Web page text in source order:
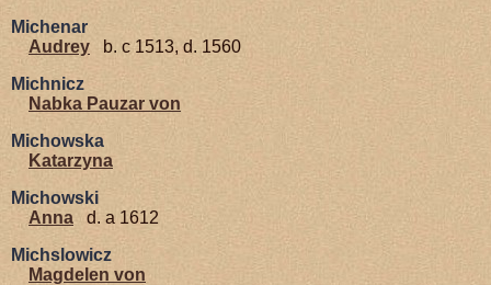
Michenar
Audrey
b. c 1513, d. 1560
Michnicz
Nabka Pauzar von
Michowska
Katarzyna
Michowski
Anna
d. a 1612
Michslowicz
Magdelen von